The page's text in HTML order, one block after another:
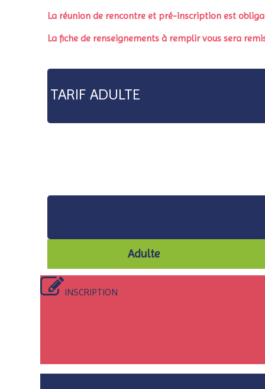
La réunion de rencontre et pré-inscription est
La fiche de renseignements à remplir vous sera
TARIF ADULTE
Adulte
INSCRIPTION